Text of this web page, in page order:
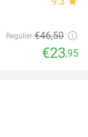
Regulier €46,50
€23,95